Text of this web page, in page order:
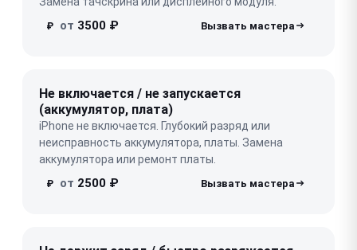
₽ от 3500 ₽
Не включается / не запускается
(аккумулятор, плата)
iPhone не включается. Глубокий разряд или
неисправность аккумулятора, платы. Замена
аккумулятора или ремонт платы.
₽ от 2500 ₽